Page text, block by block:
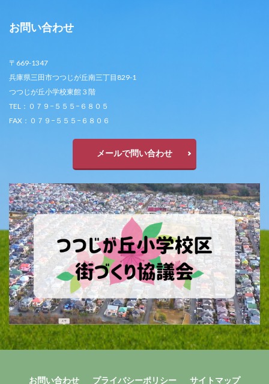
お問い合わせ
〒669-1347
兵庫県三田市つつじが丘南三丁目829-1
つつじが丘小学校東館３階
TEL：０７９−５５５−６８０５
FAX：０７９−５５５−６８０６
メールで問い合わせ
お問い合わせ プライバシーポリシー サイトマップ